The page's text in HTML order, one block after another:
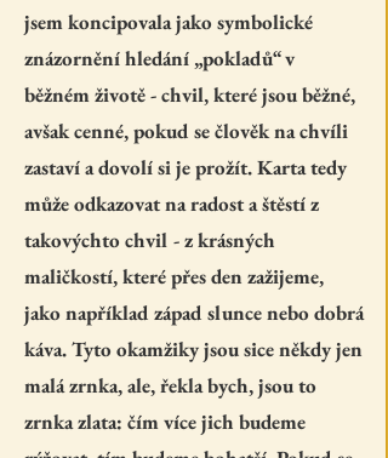
jsem koncipovala jako symbolické
znázornění hledání „pokladů“ v
běžném životě - chvil, které jsou běžné,
avšak cenné, pokud se člověk na chvíli
zastaví a dovolí si je prožít. Karta tedy
může odkazovat na radost a štěstí z
takovýchto chvil - z krásných
maličkostí, které přes den zažijeme,
jako například západ slunce nebo dobrá
káva. Tyto okamžiky jsou sice někdy jen
malá zrnka, ale, řekla bych, jsou to
zrnka zlata: čím více jich budeme